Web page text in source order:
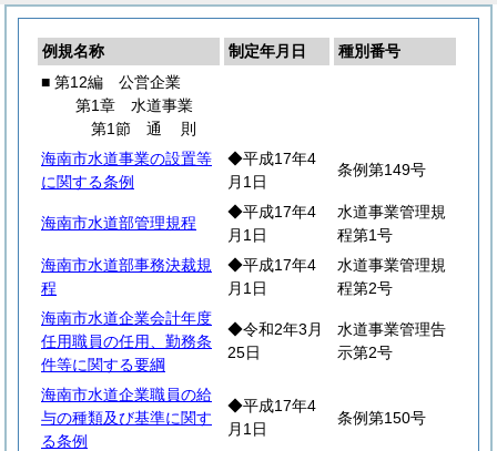
例規名称 制定年月日
種別番号
■ 第12編 公営企業
第1章 水道事業
第1節 通 則
海南市水道事業の設置等
に関する条例
◆平成17年4
月1日
条例第149号
海南市水道部管理規程
◆平成17年4
月1日
水道事業管理規
程第1号
海南市水道部事務決裁規
程
◆平成17年4
月1日
水道事業管理規
程第2号
海南市水道企業会計年度
任用職員の任用、勤務条
件等に関する要綱
◆令和2年3月
25日
水道事業管理告
示第2号
海南市水道企業職員の給
与の種類及び基準に関す
る条例
◆平成17年4
月1日
条例第150号